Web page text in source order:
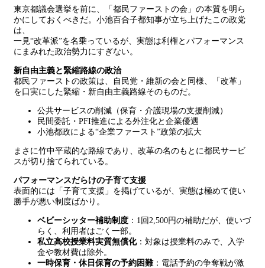
東京都議会選挙を前に、「都民ファーストの会」の本質を明ら
かにしておくべきだ。小池百合子都知事が立ち上げたこの政党
は、
一見“改革派”を名乗っているが、実態は利権とパフォーマンス
にまみれた政治勢力にすぎない。
新自由主義と緊縮路線の政治
都民ファーストの政策は、自民党・維新の会と同様、「改革」
を口実にした緊縮・新自由主義路線そのものだ。
公共サービスの削減（保育・介護現場の支援削減）
民間委託・PFI推進による外注化と企業優遇
小池都政による“企業ファースト”政策の拡大
まさに竹中平蔵的な路線であり、改革の名のもとに都民サービ
スが切り捨てられている。
パフォーマンスだらけの子育て支援
表面的には「子育て支援」を掲げているが、実態は極めて使い
勝手が悪い制度ばかり。
ベビーシッター補助制度 ：1回2,500円の補助だが、使いづ
らく、利用者はごく一部。
私立高校授業料実質無償化：対象は授業料のみで、入学
金や教材費は除外。
一時保育・休日保育の予約困難：電話予約の争奪戦が激